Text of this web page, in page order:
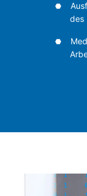
des